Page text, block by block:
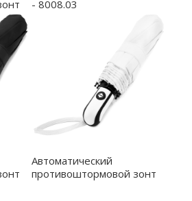
- 8008.03
Автоматический
противоштормовой зонт